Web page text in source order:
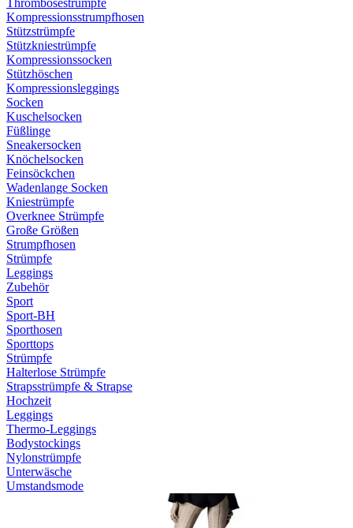
Thrombosestrümpfe
Kompressionsstrumpfhosen
Stützstrümpfe
Stützkniestrümpfe
Kompressionssocken
Stützhöschen
Kompressionsleggings
Socken
Kuschelsocken
Füßlinge
Sneakersocken
Knöchelsocken
Feinsöckchen
Wadenlange Socken
Kniestrümpfe
Overknee Strümpfe
Große Größen
Strumpfhosen
Strümpfe
Leggings
Zubehör
Sport
Sport-BH
Sporthosen
Sporttops
Strümpfe
Halterlose Strümpfe
Strapsstrümpfe & Strapse
Hochzeit
Leggings
Thermo-Leggings
Bodystockings
Nylonstrümpfe
Unterwäsche
Umstandsmode